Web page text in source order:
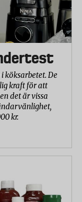
köksarbetet. De
kraft för att
det är vissa
kr.